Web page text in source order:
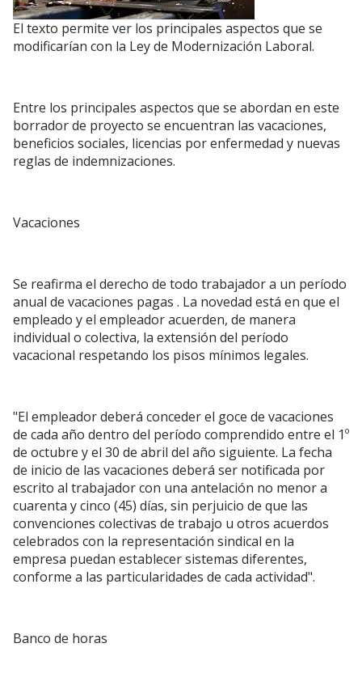
El texto permite ver los principales aspectos que se
modificarían con la Ley de Modernización Laboral.
Entre los principales aspectos que se abordan en este
borrador de proyecto se encuentran las vacaciones,
beneficios sociales, licencias por enfermedad y nuevas
reglas de indemnizaciones.
Vacaciones
Se reafirma el derecho de todo trabajador a un período
anual de vacaciones pagas . La novedad está en que el
empleado y el empleador acuerden, de manera
individual o colectiva, la extensión del período
vacacional respetando los pisos mínimos legales.
"El empleador deberá conceder el goce de vacaciones
de cada año dentro del período comprendido entre el 1º
de octubre y el 30 de abril del año siguiente. La fecha
de inicio de las vacaciones deberá ser notificada por
escrito al trabajador con una antelación no menor a
cuarenta y cinco (45) días, sin perjuicio de que las
convenciones colectivas de trabajo u otros acuerdos
celebrados con la representación sindical en la
empresa puedan establecer sistemas diferentes,
conforme a las particularidades de cada actividad".
Banco de horas